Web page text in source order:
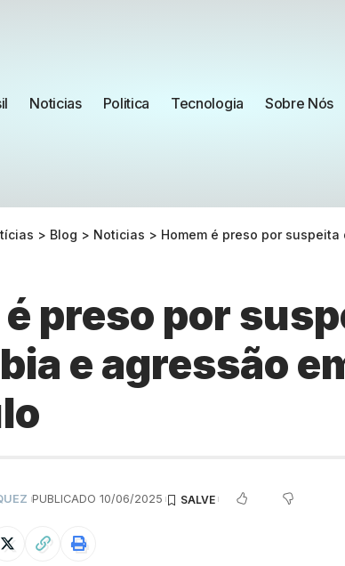
Noticias Politica Tecnologia Sobre Nós
> Blog > Noticias > Homem é preso por suspeita de
preso por
e agressão
PUBLICADO 10/06/2025